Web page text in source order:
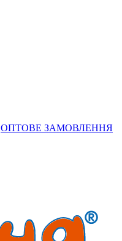
ОПТОВЕ ЗАМОВЛЕННЯ